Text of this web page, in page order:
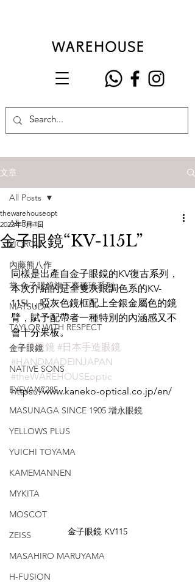
文章
All Posts
VIOROU
內藤熊八作
掌 金子眼鏡旗下賽璐珞系列
MATSUDA
TAYLOR WITH RESPECT
金子眼鏡
NATIVE SONS
EYEVAN7285
MASUNAGA SINCE 1905 增永眼鏡
YELLOWS PLUS
YUICHI TOYAMA
KAMEMANNEN
MYKITA
MOSCOT
ZEISS
MASAHIRO MARUYAMA
H-FUSION
All Posts
金子眼鏡“KV-115L”
thewarehouseopt
2022年3月1日
同樣是出產自金子眼鏡的KV復古系列，
本次介紹的是全隻灰銀調色系的KV-
115L，啞灰色鏡框配上全銀金屬色的鏡
臂，賦予配帶者一種特別的內涵感又不
會十分呆板。
#金子眼鏡 #日本手造眼鏡
#HANDMADEINJAPAN
#theWAREHOUSEoptic
https://www.kaneko-optical.co.jp/en/
金子眼鏡 KV115